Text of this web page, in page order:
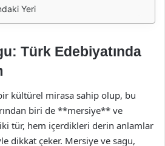
Yeri
Türk Edebiyatında
kültürel mirasa sahip olup, bu
biri de **mersiye** ve
tür, hem içerdikleri derin anlamlar
dikkat çeker. Mersiye ve sagu,